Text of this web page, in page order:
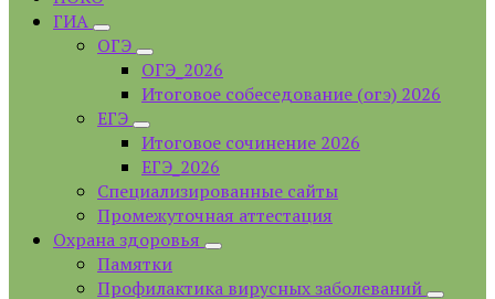
ГИА
ОГЭ
ОГЭ_2026
Итоговое собеседование (огэ) 2026
ЕГЭ
Итоговое сочинение 2026
ЕГЭ_2026
Специализированные сайты
Промежуточная аттестация
Охрана здоровья
Памятки
Профилактика вирусных заболеваний